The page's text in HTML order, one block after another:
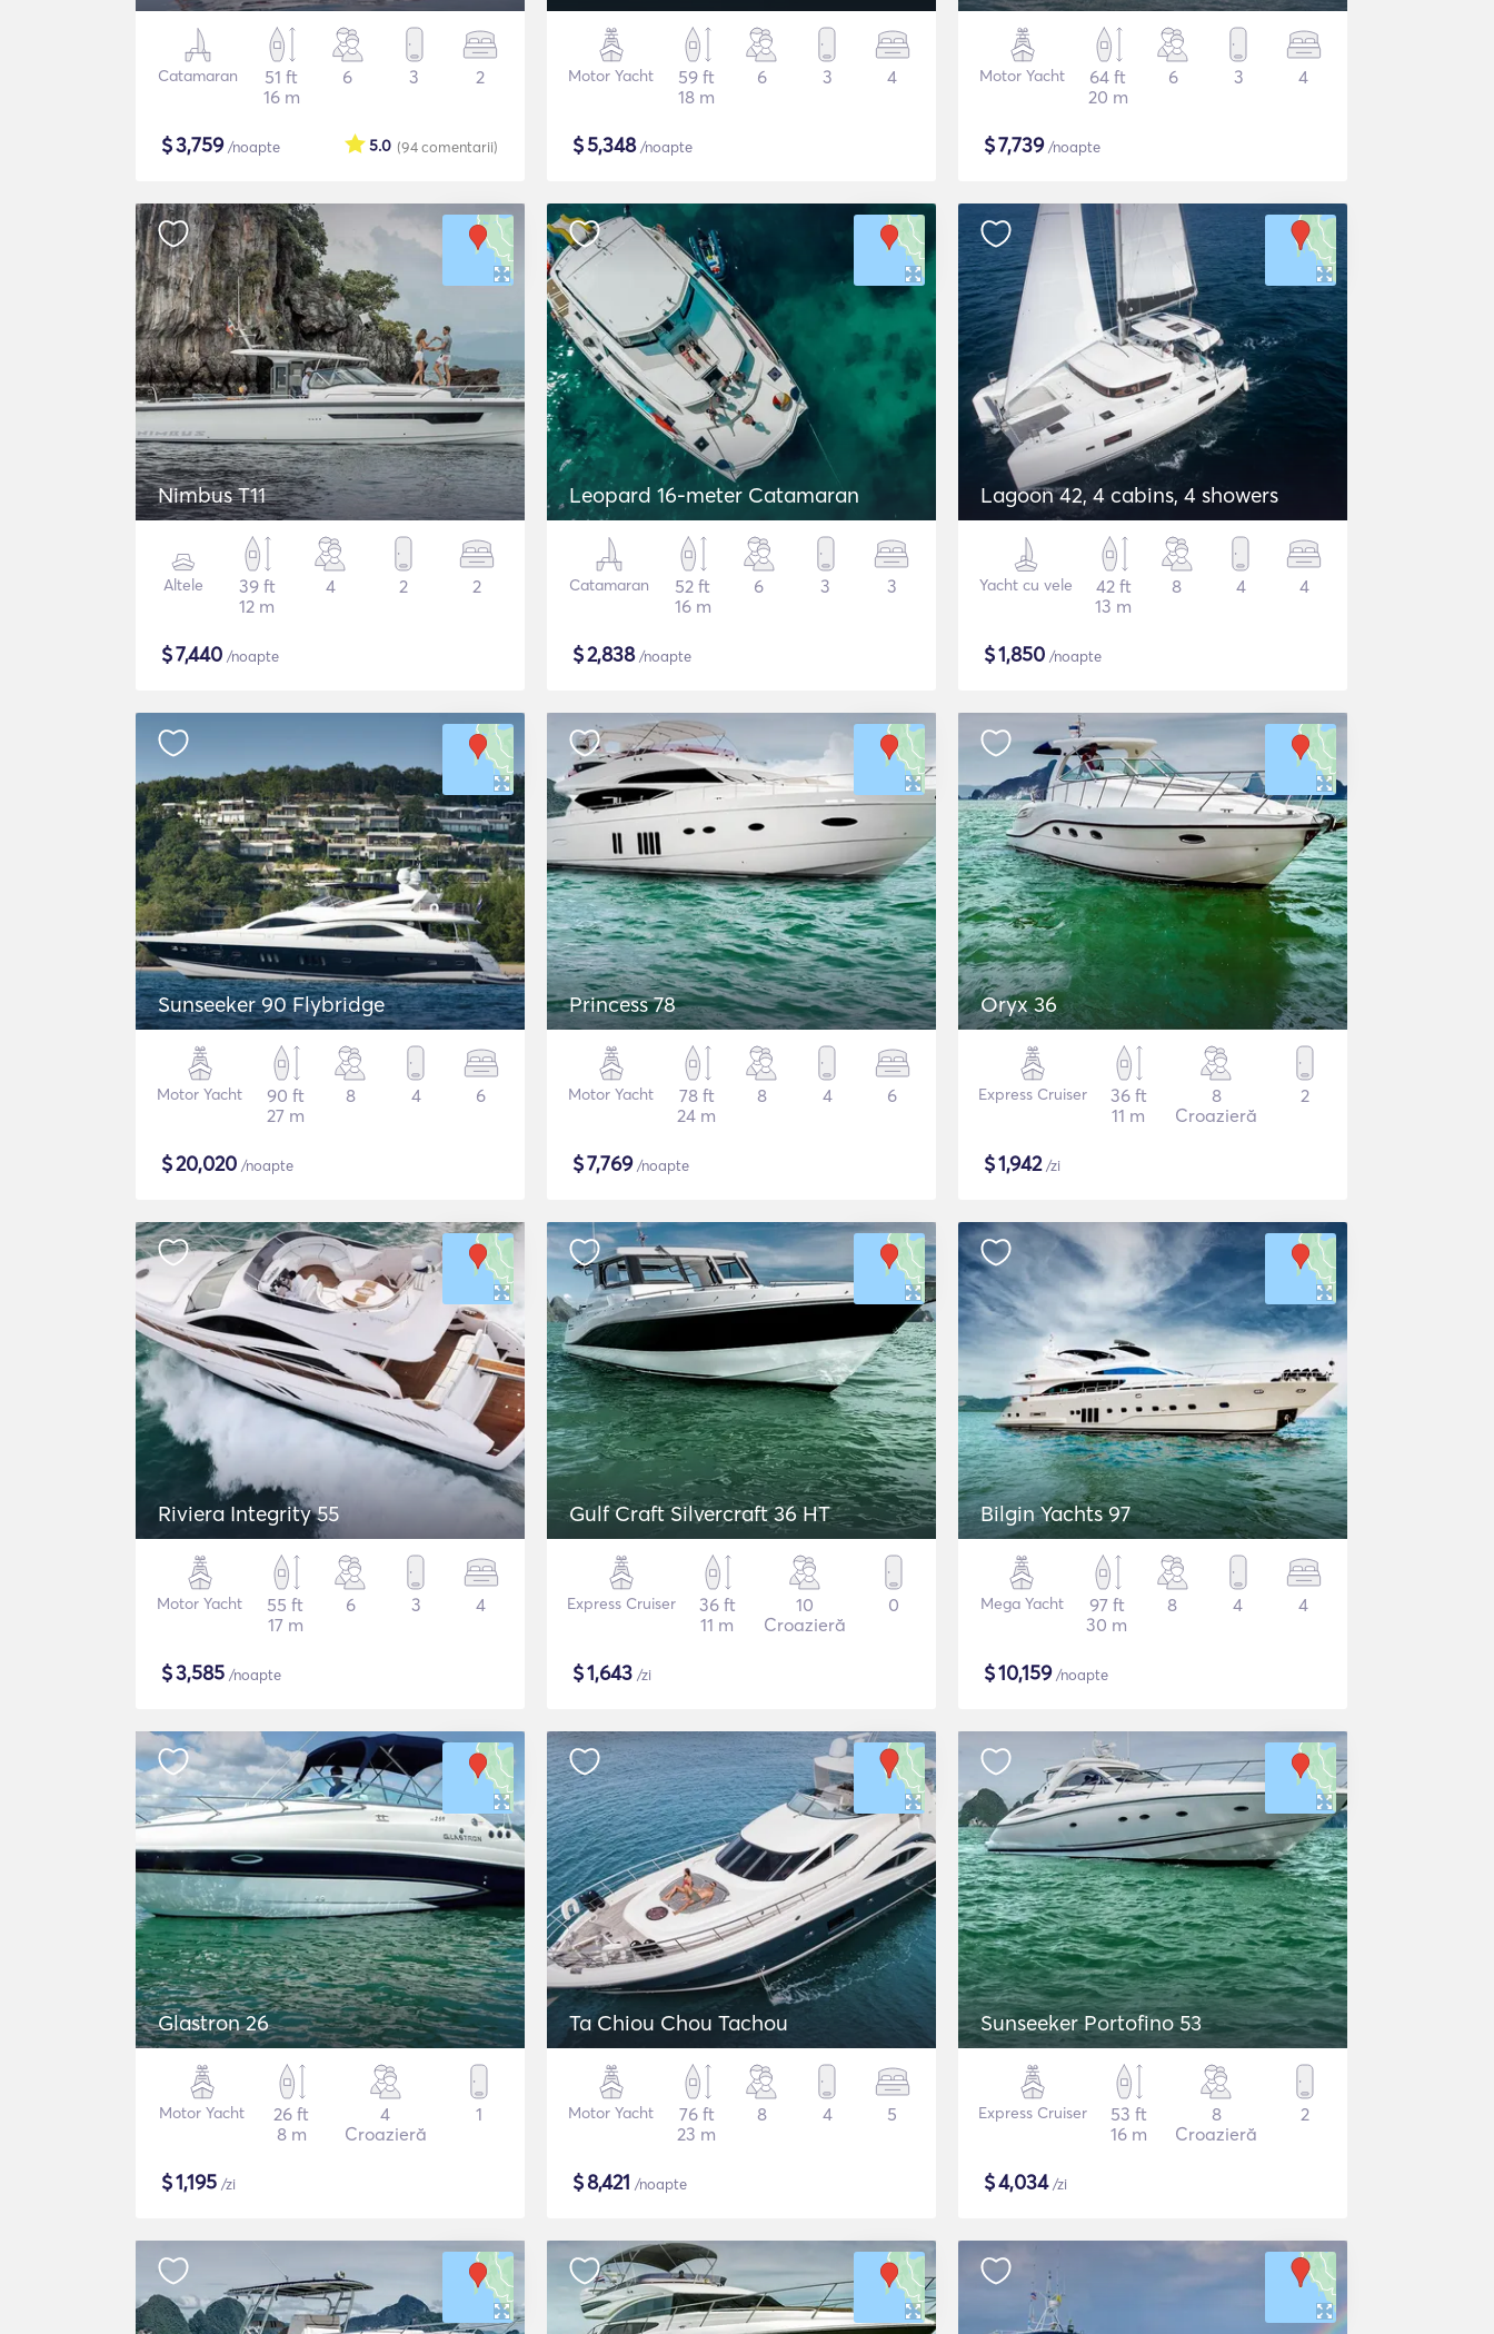
Catamaran
51 ft
16 m
6 3 2
$3,759/noapte (94comentarii)
5.0
Motor Yacht
59 ft
18 m
6 3 4
$5,348/noapte
Motor Yacht
64 ft
20 m
6 3 4
$7,739/noapte
Nimbus T11
Altele
39 ft
12 m
4 2 2
$7,440 /noapte
Leopard 16-meter Catamaran
Catamaran
52 ft
16 m
6 3 3
$2,838/noapte
Lagoon 42, 4 cabins, 4 showers
Yacht cu vele
42 ft
13 m
8 4 4
$1,850 /noapte
Sunseeker 90 Flybridge
Motor Yacht
90 ft
27 m
8 4 6
$20,020 /noapte
Princess 78
Motor Yacht
78 ft
24 m
8 4 6
$7,769/noapte
Oryx 36
Express Cruiser
36 ft
11 m
8
Croazieră
2
$1,942/zi
Riviera Integrity 55
Motor Yacht
55 ft
17 m
6 3 4
$3,585 /noapte
Gulf Craft Silvercraft 36 HT
Express Cruiser
36 ft
11 m
10
Croazieră
0
$1,643 /zi
Bilgin Yachts 97
Mega Yacht
97 ft
30 m
8 4 4
$10,159/noapte
Glastron 26
Motor Yacht
26 ft
8 m
4
Croazieră
1
$1,195 /zi
Ta Chiou Chou Tachou
Motor Yacht
76 ft
23 m
8 4 5
$8,421 /noapte
Sunseeker Portofino 53
Express Cruiser
53 ft
16 m
8
Croazieră
2
$4,034/zi